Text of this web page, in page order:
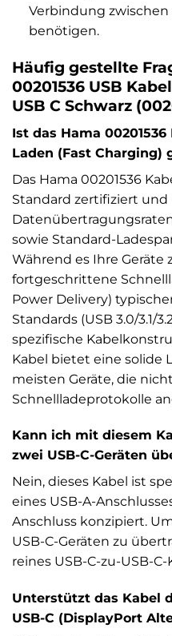
Verbindung
benötigen.
Häufig gestellte
00201536 USB
USB C Schwarz
Ist das Hama
Laden (Fast Charging)
Das Hama 00201536
Standard zertifiziert
sowie Standard-
Während es Ihre Geräte
fortgeschrittene
Power Delivery)
Standards (USB 3.0/3.1/
spezifische
Kabel bietet eine solide
meisten Geräte, die
Schnellladeprotokolle
Kann ich mit diesem
zwei USB-C-Geräten
Nein, dieses Kabel ist
eines USB-A-
Anschluss konzipiert.
USB-C-Geräten zu
reines USB-C-zu-USB-C-
Unterstützt das Kabel
USB-C (DisplayPort